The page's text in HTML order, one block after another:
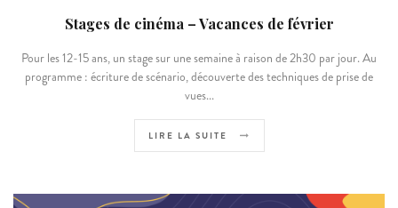
Stages de cinéma – Vacances de février
Pour les 12-15 ans, un stage sur une semaine à raison de 2h30 par jour. Au
programme : écriture de scénario, découverte des techniques de prise de
vues...
LIRE LA SUITE